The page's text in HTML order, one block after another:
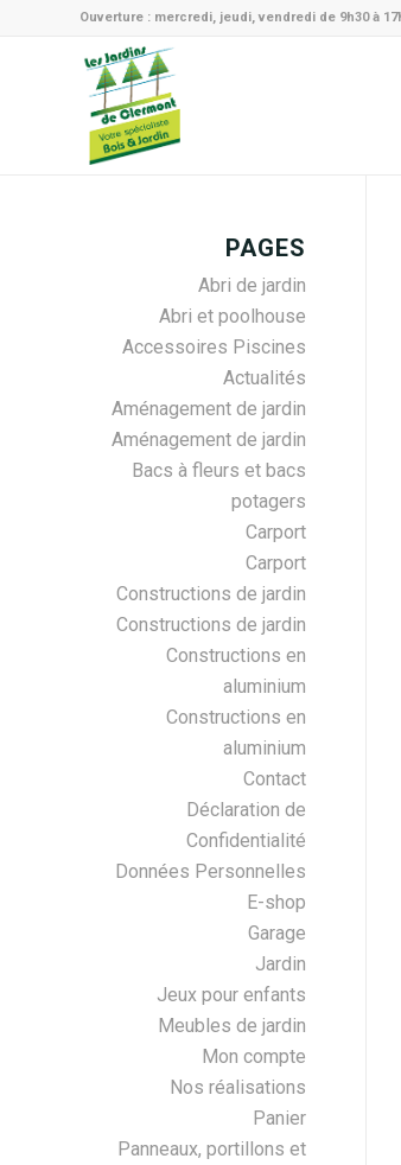
Ouverture : mercredi, jeudi, vendredi de 9h30 à
PAGES
Abri de jardin
Abri et poolhouse
Accessoires Piscines
Actualités
Aménagement de jardin
Aménagement de jardin
Bacs à fleurs et bacs
potagers
Carport
Carport
Constructions de jardin
Constructions de jardin
Constructions en
aluminium
Constructions en
aluminium
Contact
Déclaration de
Confidentialité
Données Personnelles
E-shop
Garage
Jardin
Jeux pour enfants
Meubles de jardin
Mon compte
Nos réalisations
Panier
Panneaux, portillons et